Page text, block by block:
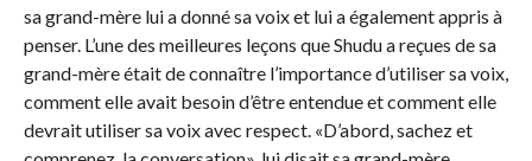
sa grand-mère lui a donné sa voix et lui a également appris à
penser. L’une des meilleures leçons que Shudu a reçues de sa
grand-mère était de connaître l’importance d’utiliser sa voix,
comment elle avait besoin d’être entendue et comment elle
devrait utiliser sa voix avec respect. «D’abord, sachez et